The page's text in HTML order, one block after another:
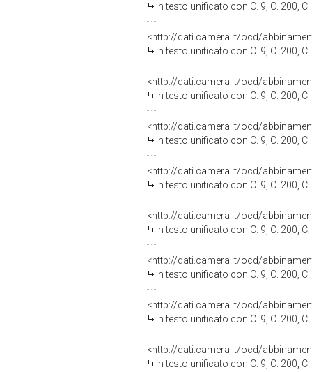
in testo unificato con C. 9, C. 200, C. 250, C. 274, C. 349, C. 369,
<http://dati.camera.it/ocd/
in testo unificato con C. 9, C. 200, C. 250, C. 273, C. 349, C. 369,
<http://dati.camera.it/ocd/
in testo unificato con C. 9, C. 200, C. 250, C. 273, C. 274, C. 369,
<http://dati.camera.it/ocd/
in testo unificato con C. 9, C. 200, C. 250, C. 273, C. 274, C. 349,
<http://dati.camera.it/ocd/
in testo unificato con C. 9, C. 200, C. 250, C. 273, C. 274, C. 349,
<http://dati.camera.it/ocd/
in testo unificato con C. 9, C. 200, C. 250, C. 273, C. 274, C. 349,
<http://dati.camera.it/ocd/
in testo unificato con C. 9, C. 200, C. 250, C. 273, C. 274, C. 349,
<http://dati.camera.it/ocd/
in testo unificato con C. 9, C. 200, C. 250, C. 273, C. 274, C. 349,
<http://dati.camera.it/ocd/
in testo unificato con C. 9, C. 200, C. 250, C. 273, C. 274, C. 349,